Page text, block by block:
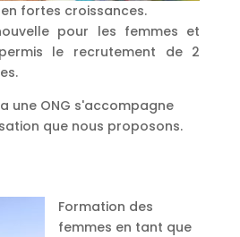
fortes croissances.
pour les femmes et
le recrutement de 2
une ONG s'accompagne
que nous proposons.
Formation des
femmes en tant que